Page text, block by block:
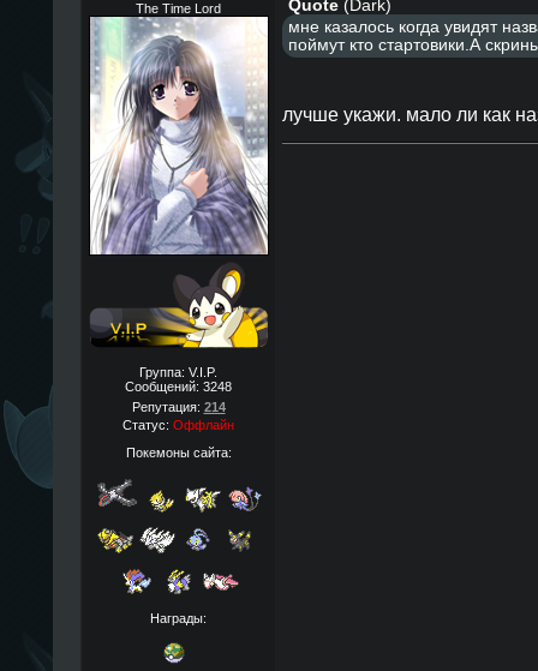
The Time Lord
Группа: V.I.P.
Сообщений: 3248
Репутация: 214
Статус: Оффлайн
Покемоны сайта:
Награды:
Quote( Dark)
мне казалось когда увидят
поймут кто стартовики.А
лучше укажи. мало ли как